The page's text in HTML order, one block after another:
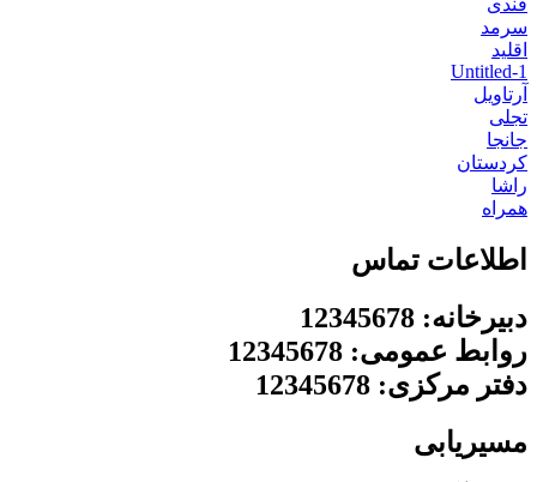
قندی
سرمد
اقلید
Untitled-1
آرتاویل
تجلی
جانجا
کردستان
راشا
همراه
اطلاعات تماس
دبیرخانه: 12345678
روابط عمومی: 12345678
دفتر مرکزی: 12345678
مسیریابی